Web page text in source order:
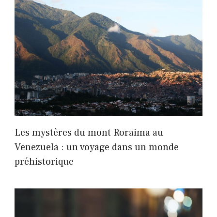
Les mystères du mont Roraima au
Venezuela : un voyage dans un monde
préhistorique